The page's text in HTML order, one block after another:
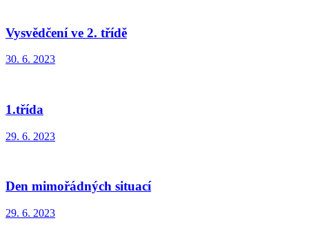
Vysvědčení ve 2. třídě
30. 6. 2023
1.třída
29. 6. 2023
Den mimořádných situací
29. 6. 2023